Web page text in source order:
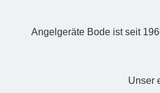
Angelgeräte Bode ist seit
Unser